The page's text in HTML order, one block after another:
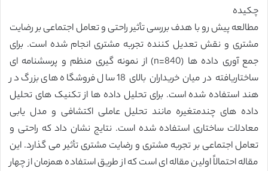
چکیده
مطالعه پیش رو با هدف بررسی تأثیر راحتی و تعامل اجتماعی بر رضایت
مشتری و نقش تعدیل کننده تجربه مشتری انجام شده است. برای
جمع آوری داده ها (840=n) از نمونه گیری منظم و پرسشنامه ای
ساختاریافته در میان خریداران بالای 18 سال فروشگاه های بزرگ در
هند استفاده شده است. برای تحلیل داده ها از تکنیک های تحلیل
داده های چندمتغیره مانند تحلیل عاملی اکتشافی و مدل یابی
معادلات ساختاری استفاده شده است. نتایج نشان داد که راحتی و
تعامل اجتماعی بر تجربه مشتری و رضایت مشتری تأثیر می گذارد. این
مقاله احتمالاً اولین مقاله ای است که از طریق استفاده همزمان از چهار